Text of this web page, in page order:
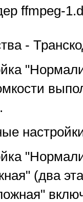
ffmpeg-
-
(два